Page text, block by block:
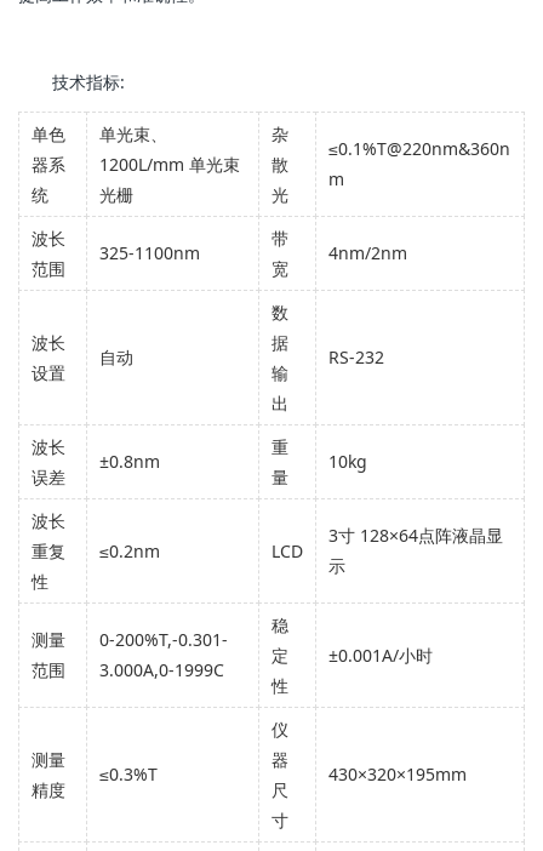
技术指标:
单色
器系
统
单光束、
1200L/mm 单光束
光栅
杂
散
光
≤0.1%T@220nm&360n
m
波长
范围
325-1100nm
带
宽
4nm/2nm
波长
设置
自动
数
据
输
出
RS-232
波长
误差
±0.8nm
重
量
10kg
波长
重复
性
≤0.2nm LCD
3寸 128×64点阵液晶显
示
测量
范围
0-200%T,-0.301-
3.000A,0-1999C
稳
定
性
±0.001A/小时
测量
精度
≤0.3%T
仪
器
尺
寸
430×320×195mm